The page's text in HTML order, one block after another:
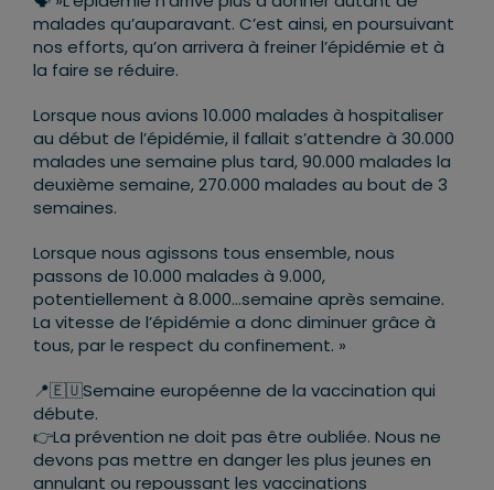
malades qu’auparavant. C’est ainsi, en poursuivant
nos efforts, qu’on arrivera à freiner l’épidémie et à
la faire se réduire.
Lorsque nous avions 10.000 malades à hospitaliser
au début de l’épidémie, il fallait s’attendre à 30.000
malades une semaine plus tard, 90.000 malades la
deuxième semaine, 270.000 malades au bout de 3
semaines.
Lorsque nous agissons tous ensemble, nous
passons de 10.000 malades à 9.000,
potentiellement à 8.000…semaine après semaine.
La vitesse de l’épidémie a donc diminuer grâce à
tous, par le respect du confinement. »
📍🇪🇺Semaine européenne de la vaccination qui
débute.
👉La prévention ne doit pas être oubliée. Nous ne
devons pas mettre en danger les plus jeunes en
annulant ou repoussant les vaccinations